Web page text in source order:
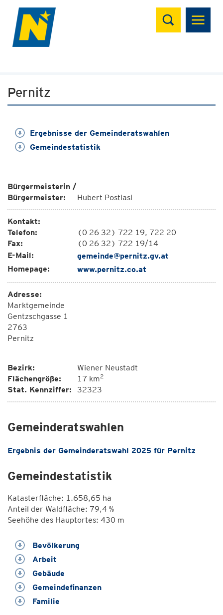
Suchen
Pernitz
Ergebnisse der Gemeinderatswahlen
Gemeindestatistik
Bürgermeisterin /
Bürgermeister:
Hubert Postiasi
Kontakt:
Telefon:
(0 26 32) 722 19, 722 20
Fax:
(0 26 32) 722 19/14
E-Mail:
gemeinde@pernitz.gv.at
Homepage:
www.pernitz.co.at
Adresse:
Marktgemeinde
Gentzschgasse 1
2763
Pernitz
Bezirk:
Wiener Neustadt
Flächengröße:
17 km2
Stat. Kennziffer: 32323
Gemeinderatswahlen
Ergebnis der Gemeinderatswahl 2025 für Pernitz
Gemeindestatistik
Katasterfläche: 1.658,65 ha
Anteil der Waldfläche: 79,4 %
Seehöhe des Hauptortes: 430 m
Bevölkerung
Arbeit
Gebäude
Gemeindefinanzen
Familie